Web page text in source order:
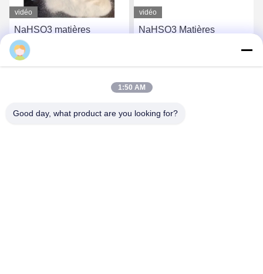
vidéo
NaHSO3 matières
premières inorganiques
abordables Bisulfite de
Causez Maintenant
vidéo
NaHSO3 Matières
synthèse chimique
1:50 AM
Good day, what product are you looking for?